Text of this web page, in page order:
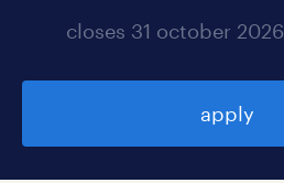
closes 31 october 2026
apply